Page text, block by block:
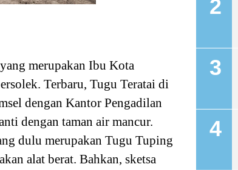
merupakan Ibu Kota
Terbaru, Tugu Teratai di
dengan Kantor Pengadilan
dengan taman air mancur.
dulu merupakan Tugu Tuping
alat berat. Bahkan, sketsa